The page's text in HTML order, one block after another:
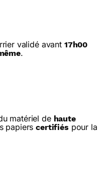
validé avant 17h00
.
matériel de haute
papierscertifiés pour la